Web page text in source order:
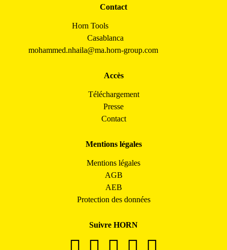
Contact
Horn Tools
Casablanca
mohammed.nhaila@ma.horn-group.com
Accès
Téléchargement
Presse
Contact
Mentions légales
Mentions légales
AGB
AEB
Protection des données
Suivre HORN